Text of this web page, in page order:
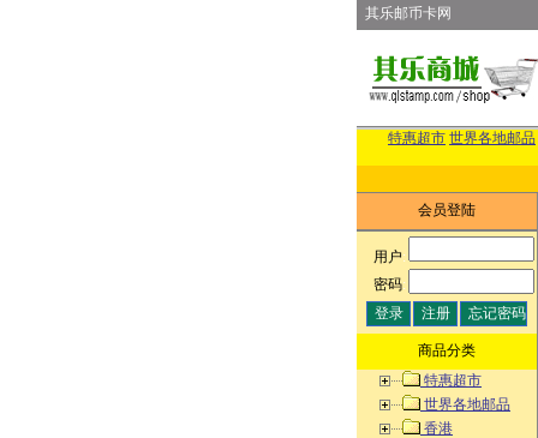
其乐邮币卡网
特惠超市 世界各地邮品
会员登陆
用户:
密码:
商品分类
特惠超市
世界各地邮品
香港